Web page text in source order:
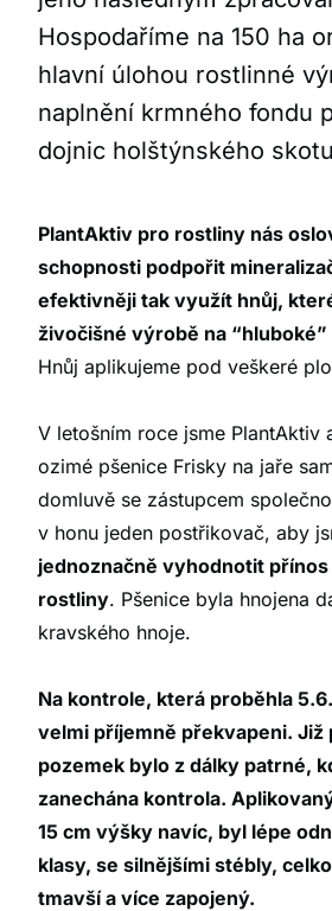
Hospodaříme na 150 ha
hlavní úlohou rostlinné
naplnění krmného fondu
dojnic holštýnského
PlantAktiv pro rostliny nás
schopnosti podpořit
efektivněji tak využít hnůj,
živočišné výrobě na
Hnůj aplikujeme pod veškeré
V letošním roce jsme PlantAktiv
ozimé pšenice Frisky na jaře
domluvě se zástupcem
v honu jeden postřikovač, aby
jednoznačně vyhodnotit
rostliny. Pšenice byla hnojena
kravského hnoje.
Na kontrole, která proběhla
velmi příjemně překvapeni. Již
pozemek bylo z dálky patrné,
zanechána kontrola.
15 cm výšky navíc, byl lépe
klasy, se silnějšími stébly,
tmavší a více zapojený.